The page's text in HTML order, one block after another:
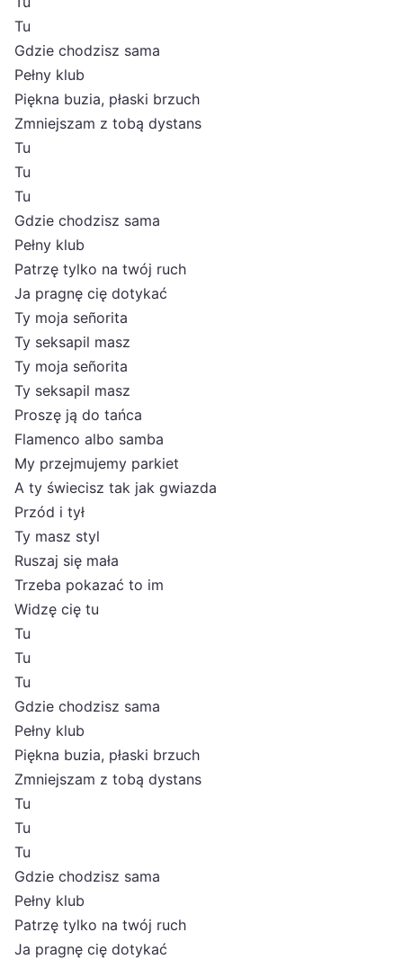
Tu
Gdzie chodzisz sama
Pełny klub
Piękna buzia, płaski brzuch
Zmniejszam z tobą dystans
Tu
Tu
Tu
Gdzie chodzisz sama
Pełny klub
Patrzę tylko na twój ruch
Ja pragnę cię dotykać
Ty moja señorita
Ty seksapil masz
Ty moja señorita
Ty seksapil masz
Proszę ją do tańca
Flamenco albo samba
My przejmujemy parkiet
A ty świecisz tak jak gwiazda
Przód i tył
Ty masz styl
Ruszaj się mała
Trzeba pokazać to im
Widzę cię tu
Tu
Tu
Tu
Gdzie chodzisz sama
Pełny klub
Piękna buzia, płaski brzuch
Zmniejszam z tobą dystans
Tu
Tu
Tu
Gdzie chodzisz sama
Pełny klub
Patrzę tylko na twój ruch
Ja pragnę cię dotykać